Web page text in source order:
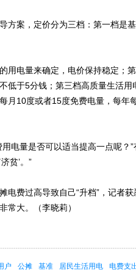
案，定价分为三档：第一档是
电量来确定，电价保持稳定；
低于5分钱；第三档高质量生活用
月10度或者15度免费电量，每年
量是否可以适当提高一点呢？”
贫’。”
费过高导致自己“升档”，记者获
常大。（李晓莉）
户 公摊 基准 居民生活用电 电费支